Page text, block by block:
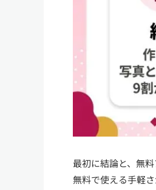
最初に結論と、無
無料で使える手軽